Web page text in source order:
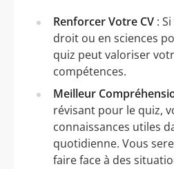
Renforcer Votre CV :
droit ou en sciences
quiz peut valoriser
compétences.
Meilleur
révisant pour le quiz,
connaissances utiles
quotidienne. Vous
faire face à des